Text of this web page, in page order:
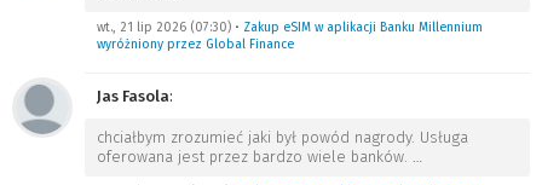
wt., 21 lip 2026 (07:30) • Zakup eSIM w aplikacji Banku Millennium
wyróżniony przez Global Finance
Jas Fasola:
chciałbym zrozumieć jaki był powód nagrody. Usługa
oferowana jest przez bardzo wiele banków. …